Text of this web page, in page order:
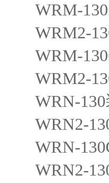
WRM-130
WRM2-
WRM-
WRM2-
WRN-130
WRN2-
WRN-
WRN2-